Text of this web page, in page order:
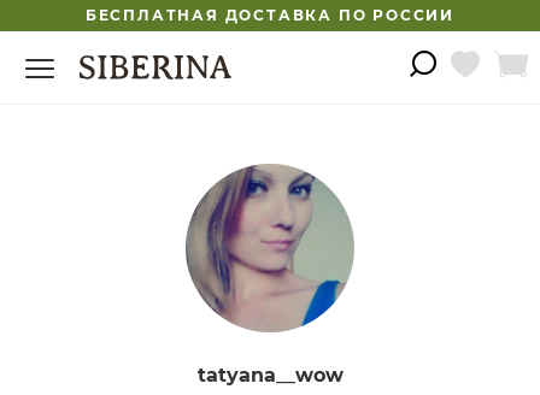
БЕСПЛАТНАЯ ДОСТАВКА ПО РОССИИ
tatyana__wow